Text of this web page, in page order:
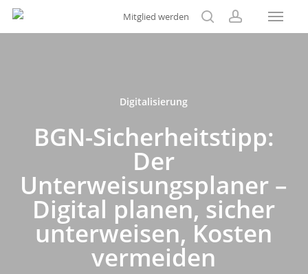
Skip
Mitglied werden
searchaccount
Menu
Digitalisierung
BGN-Sicherheitstipp:
Der
Unterweisungsplaner –
Digital planen, sicher
unterweisen, Kosten
vermeiden